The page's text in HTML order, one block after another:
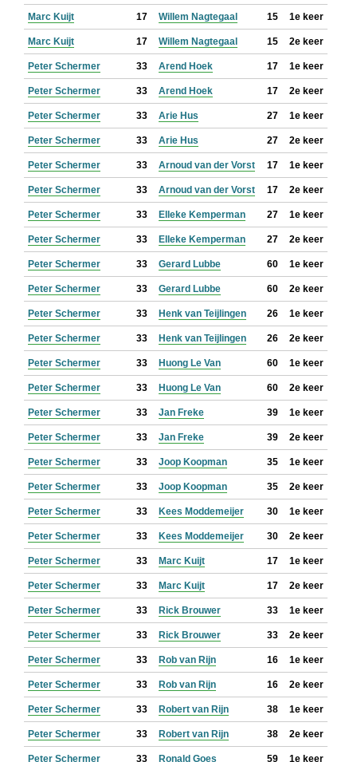
Marc Kuijt 17 Willem Nagtegaal 15 1e keer
Marc Kuijt 17 Willem Nagtegaal 15 2e keer
Peter Schermer 33 Arend Hoek 17 1e keer
Peter Schermer 33 Arend Hoek 17 2e keer
Peter Schermer 33 Arie Hus 27 1e keer
Peter Schermer 33 Arie Hus 27 2e keer
Peter Schermer 33 Arnoud van der Vorst 17 1e keer
Peter Schermer 33 Arnoud van der Vorst 17 2e keer
Peter Schermer 33 Elleke Kemperman 27 1e keer
Peter Schermer 33 Elleke Kemperman 27 2e keer
Peter Schermer 33 Gerard Lubbe 60 1e keer
Peter Schermer 33 Gerard Lubbe 60 2e keer
Peter Schermer 33 Henk van Teijlingen 26 1e keer
Peter Schermer 33 Henk van Teijlingen 26 2e keer
Peter Schermer 33 Huong Le Van 60 1e keer
Peter Schermer 33 Huong Le Van 60 2e keer
Peter Schermer 33 Jan Freke 39 1e keer
Peter Schermer 33 Jan Freke 39 2e keer
Peter Schermer 33 Joop Koopman 35 1e keer
Peter Schermer 33 Joop Koopman 35 2e keer
Peter Schermer 33 Kees Moddemeijer 30 1e keer
Peter Schermer 33 Kees Moddemeijer 30 2e keer
Peter Schermer 33 Marc Kuijt 17 1e keer
Peter Schermer 33 Marc Kuijt 17 2e keer
Peter Schermer 33 Rick Brouwer 33 1e keer
Peter Schermer 33 Rick Brouwer 33 2e keer
Peter Schermer 33 Rob van Rijn 16 1e keer
Peter Schermer 33 Rob van Rijn 16 2e keer
Peter Schermer 33 Robert van Rijn 38 1e keer
Peter Schermer 33 Robert van Rijn 38 2e keer
Peter Schermer 33 Ronald Goes 59 1e keer